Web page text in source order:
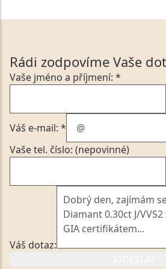
Rádi zodpovíme Vaše
Vaše jméno a příjmení: *
Váš e-mail: *
Vaše tel. číslo: (nepovinné)
Váš dotaz: